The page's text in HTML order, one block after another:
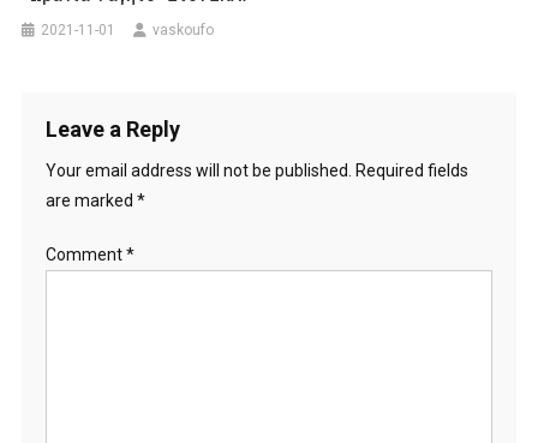
2021-11-01 vaskoufo
Leave a Reply
Your email address will not be published.
Required fields
are marked *
Comment*